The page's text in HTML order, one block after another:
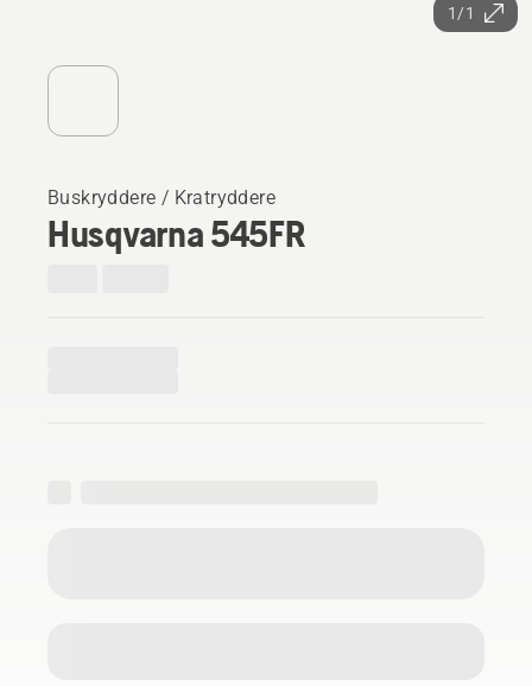
1/1
Buskryddere / Kratryddere
Husqvarna 545FR